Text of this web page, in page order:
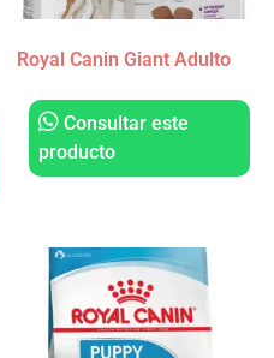
Royal Canin Giant Adulto
Consultar este
producto